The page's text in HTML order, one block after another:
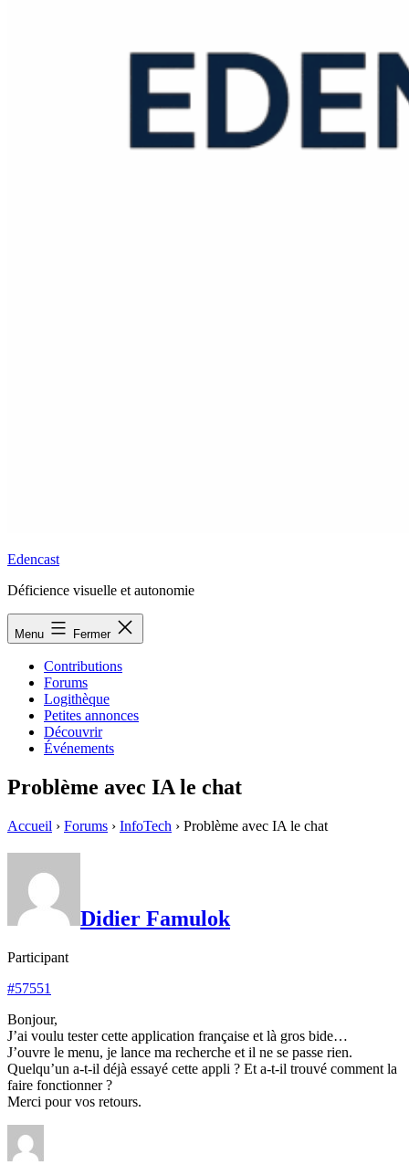
Edencast
Déficience visuelle et autonomie
Menu Fermer
Contributions
Forums
Logithèque
Petites annonces
Découvrir
Événements
Problème avec IA le chat
Accueil › Forums › InfoTech › Problème avec IA le chat
Didier Famulok
Participant
#57551
Bonjour,
J’ai voulu tester cette application française et là gros bide…
J’ouvre le menu, je lance ma recherche et il ne se passe rien.
Quelqu’un a-t-il déjà essayé cette appli ? Et a-t-il trouvé comment la
faire fonctionner ?
Merci pour vos retours.